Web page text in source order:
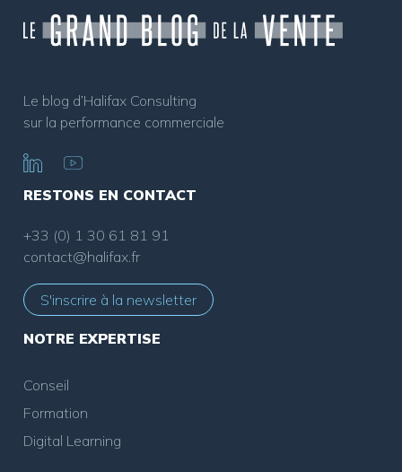
Le blog d’Halifax Consulting
sur la performance commerciale
RESTONS EN CONTACT
+33 (0) 1 30 61 81 91
contact@halifax.fr
S'inscrire à la newsletter
NOTRE EXPERTISE
Conseil
Formation
Digital Learning